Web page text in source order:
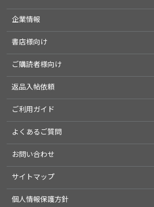
企業情報
書店様向け
ご購読者様向け
返品入帖依頼
ご利用ガイド
よくあるご質問
お問い合わせ
サイトマップ
個人情報保護方針